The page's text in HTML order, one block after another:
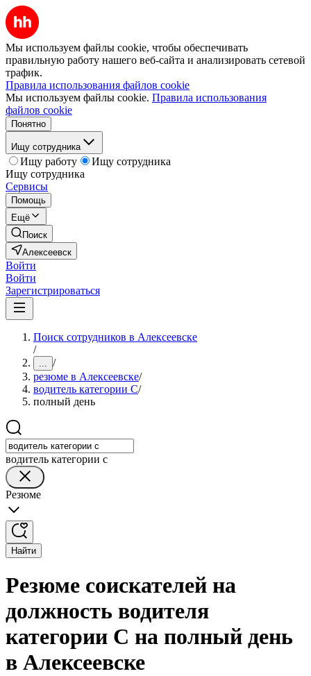
Мы используем файлы cookie, чтобы обеспечивать
правильную работу нашего веб-сайта и анализировать сетевой
трафик.
Правила использования файлов cookie
Мы используем файлы cookie. Правила использования
файлов cookie
Понятно
Ищу сотрудника
Ищу работу
Ищу сотрудника
Ищу сотрудника
Сервисы
Помощь
Ещё
Поиск
Алексеевск
Войти
Войти
Зарегистрироваться
Поиск сотрудников в Алексеевске
/
... /
резюме в Алексеевске/
водитель категории C/
полный день
водитель категории c
Резюме
Найти
Резюме соискателей на
должность водителя
категории C на полный день
в Алексеевске